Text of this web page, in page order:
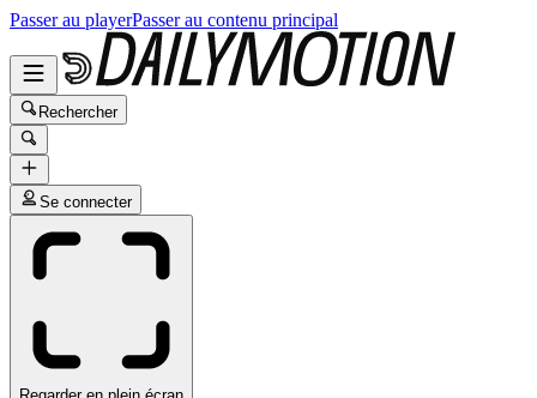
Passer au playerPasser au contenu principal
Rechercher
Se connecter